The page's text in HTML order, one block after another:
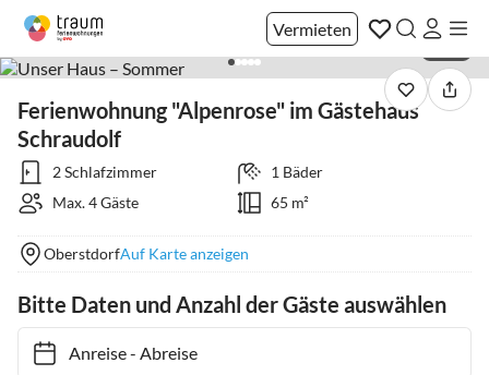
Vermieten
Ferienwohnung "Alpenrose" im Gästehaus
Schraudolf
2 Schlafzimmer
1 Bäder
Max. 4 Gäste
65 m²
OberstdorfAuf Karte anzeigen
Bitte Daten und Anzahl der Gäste auswählen
Anreise- Abreise